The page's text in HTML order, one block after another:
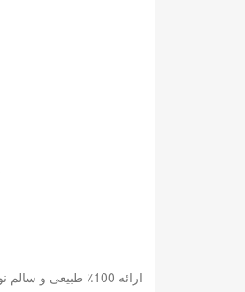
ارائه 100٪ طبیعی و سالم نوشیدنی آلوئه ورا، نوشابه، آب میوه: با 6 سال تجربه ما، ما می توانیم نیازهای خود را در دیدار خواهد کرد.